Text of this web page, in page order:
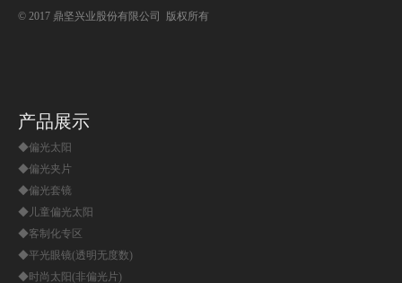
© 2017 鼎坚兴业股份有限公司 版权所有
产品展示
◆偏光太阳
◆偏光夹片
◆偏光套镜
◆儿童偏光太阳
◆客制化专区
◆平光眼镜(透明无度数)
◆时尚太阳(非偏光片)